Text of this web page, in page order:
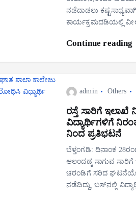
ನಡೆದಾಡಲು
ಕಾರ್ಯಕ್ರಮದಡಿಯಲ್ಲಿ
Continue reading
admin Others
ರಸ್ತೆ ಸಾರಿಗೆ ಇಲಾಖೆ
ವಿದ್ಯಾರ್ಥಿಗಳಿಗೆ
ನಿಂದ ಪ್ರತಿಭಟನೆ
ಬೆಳ್ತಂಗಡಿ: ದಿನಾಂಕ
ಆಲಂದಡ್ಕ ಸಾಗುವ
ಚರಂಡಿಗೆ ಸರಿದ
ನಡೆದಿದ್ದು, ಬಸ್‌ನಲ್ಲಿ